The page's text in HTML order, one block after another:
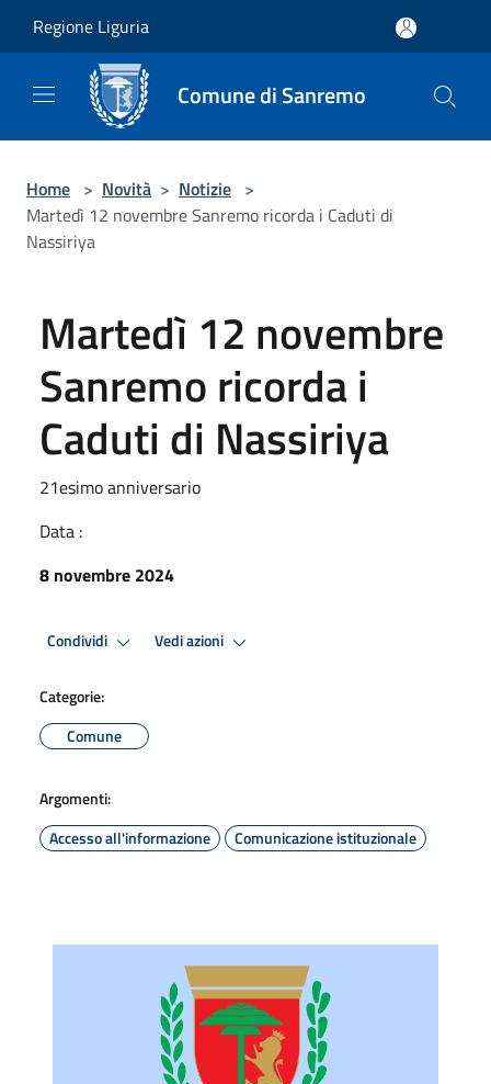
Regione Liguria
Comune di Sanremo
Home > Novità > Notizie >
Martedì 12 novembre Sanremo ricorda i Caduti di
Nassiriya
Martedì 12 novembre
Sanremo ricorda i
Caduti di Nassiriya
21esimo anniversario
Data :
8 novembre 2024
Condividi Vedi azioni
Categorie:
Comune
Argomenti:
Accesso all'informazione
Comunicazione istituzionale